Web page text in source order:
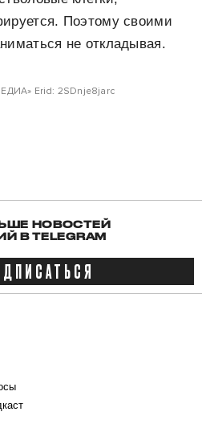
Поэтому своими
не откладывая.
Erid: 2SDnje8jarc
НОВОСТЕЙ
В TELEGRAM